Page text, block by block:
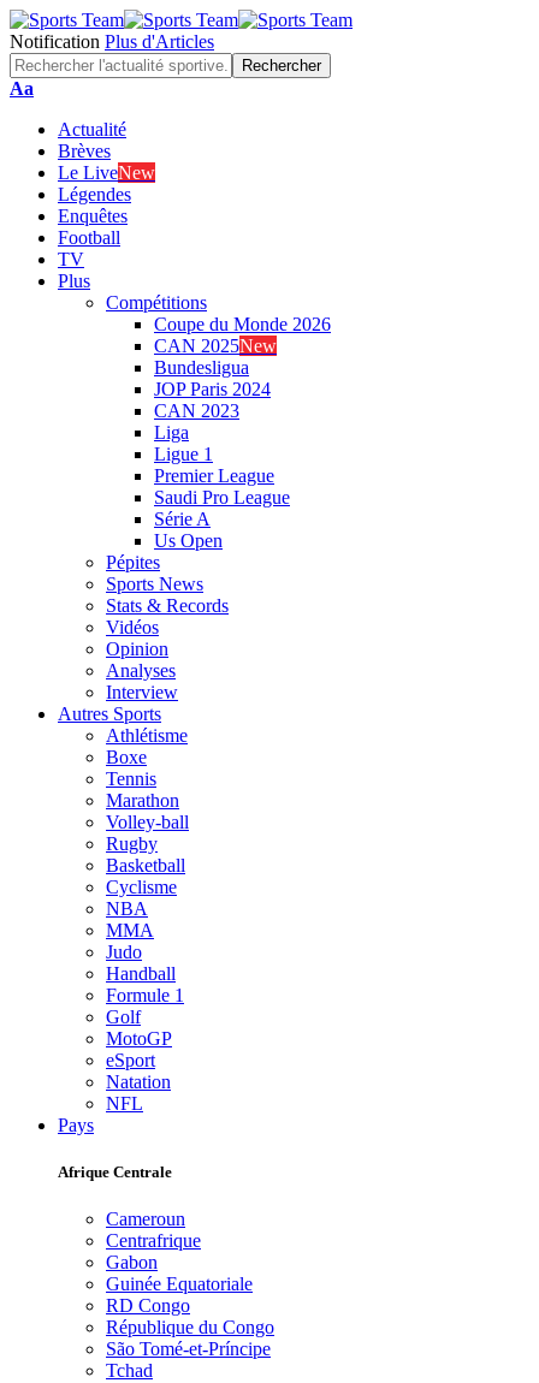
Notification Plus d'Articles
Font
Aa
Actualité
Brèves
Le LiveNew
Légendes
Enquêtes
Football
TV
Plus
Compétitions
Coupe du Monde 2026
CAN 2025New
Bundesligua
JOP Paris 2024
CAN 2023
Liga
Ligue 1
Premier League
Saudi Pro League
Série A
Us Open
Pépites
Sports News
Stats & Records
Vidéos
Opinion
Analyses
Interview
Autres Sports
Athlétisme
Boxe
Tennis
Marathon
Volley-ball
Rugby
Basketball
Cyclisme
NBA
MMA
Judo
Handball
Formule 1
Golf
MotoGP
eSport
Natation
NFL
Pays
Afrique Centrale
Cameroun
Centrafrique
Gabon
Guinée Equatoriale
RD Congo
République du Congo
São Tomé-et-Príncipe
Tchad